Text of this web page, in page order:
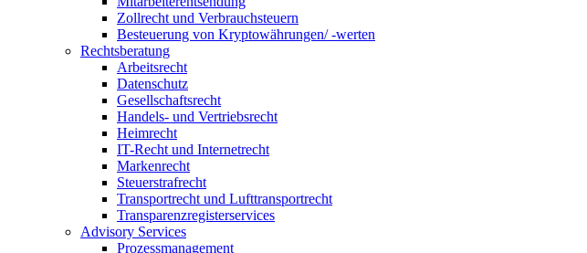
Zollrecht und Verbrauchsteuern
Besteuerung von Kryptowährungen/ -werten
Rechtsberatung
Arbeitsrecht
Datenschutz
Gesellschaftsrecht
Handels- und Vertriebsrecht
Heimrecht
IT-Recht und Internetrecht
Markenrecht
Steuerstrafrecht
Transportrecht und Lufttransportrecht
Transparenzregisterservices
Advisory Services
Prozessmanagement